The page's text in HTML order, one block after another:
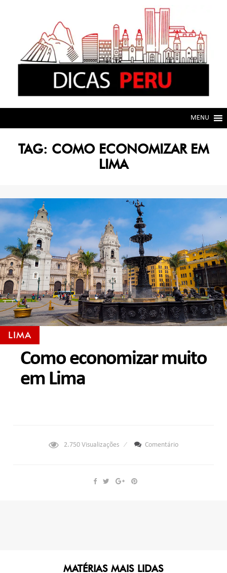
MENU
TAG: COMO ECONOMIZAR EM
LIMA
LIMA
Como economizar muito
em Lima
2.750 Visualizações Comentário
MATÉRIAS MAIS LIDAS